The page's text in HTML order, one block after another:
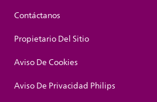
Contáctanos
Propietario Del Sitio
Aviso De Cookies
Aviso De Privacidad Philips